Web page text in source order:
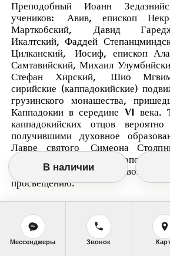
Преподобный Иоанн
учеников: Авив, епископ
Марткобский, Давид
Икалтский, Фаддей
Цилканский, Иосиф, епископ
Самтавийский, Михаил
Стефан Хирский, Шио
сирийские (каппадокийские)
грузинского монашества,
Каппадокии в середине VI века.
каппадокийских отцов
получившими духовное
Лавре святого Симеона
монастырях Сирии и Месопотамии,
на родину и содействовать
просвещению.
Святой Иоанн Зедазнийский, глава
получил духовное образование в
его рождения и о родителях
В наличии
Мессенджеры Звонок